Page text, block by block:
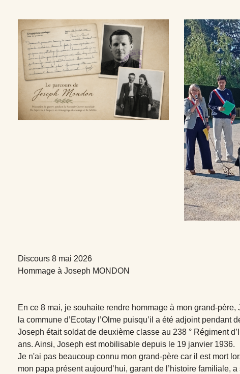
Discours 8 mai 2026
Hommage à Joseph MONDON
En ce 8 mai, je souhaite rendre hommage à mon grand-
la commune d’Ecotay l’Olme puisqu’il a été adjoint pendant
Joseph était soldat de deuxième classe au 238 ° Régiment
ans. Ainsi, Joseph est mobilisable depuis le 19 janvier 1936.
Je n'ai pas beaucoup connu mon grand-père car il est mort
mon papa présent aujourd’hui, garant de l’histoire familiale,